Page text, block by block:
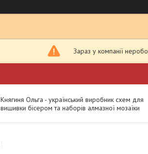
Зараз у компанії
Княгиня Ольга - український виробник схем для
вишивки бісером та наборів алмазної мозаїки